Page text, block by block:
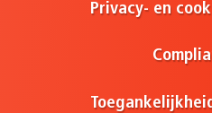
Privacy- en